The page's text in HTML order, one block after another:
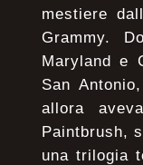
mestiere
Grammy.
Maryland e
San
allora
Paintbrush,
una trilogia